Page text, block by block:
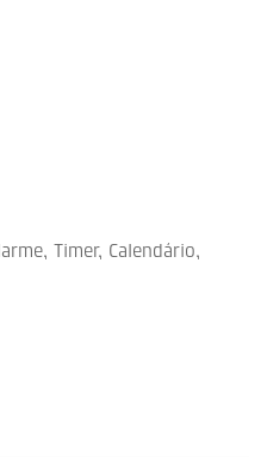
Timer, Calendário,